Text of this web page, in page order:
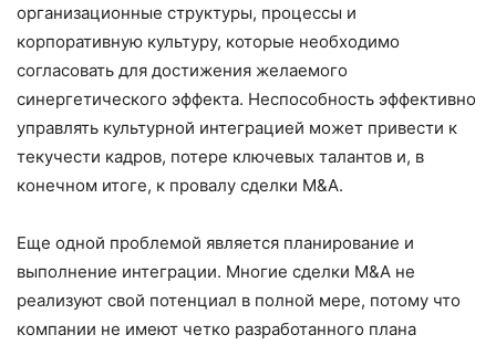
организационные структуры, процессы и
корпоративную культуру, которые необходимо
согласовать для достижения желаемого
синергетического эффекта. Неспособность эффективно
управлять культурной интеграцией может привести к
текучести кадров, потере ключевых талантов и, в
конечном итоге, к провалу сделки M&A.
Еще одной проблемой является планирование и
выполнение интеграции. Многие сделки M&A не
реализуют свой потенциал в полной мере, потому что
компании не имеют четко разработанного плана